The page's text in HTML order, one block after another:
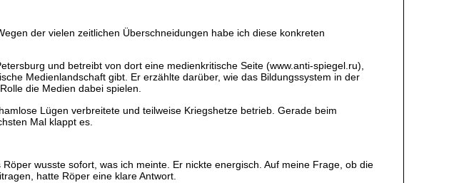
der vielen zeitlichen Überschneidungen habe ich diese konkreten
und betreibt von dort eine medienkritische Seite (www.anti-spiegel.ru),
Medienlandschaft gibt. Er erzählte darüber, wie das Bildungssystem in der
die Medien dabei spielen.
Lügen verbreitete und teilweise Kriegshetze betrieb. Gerade beim
Mal klappt es.
wusste sofort, was ich meinte. Er nickte energisch. Auf meine Frage, ob die
hatte Röper eine klare Antwort.